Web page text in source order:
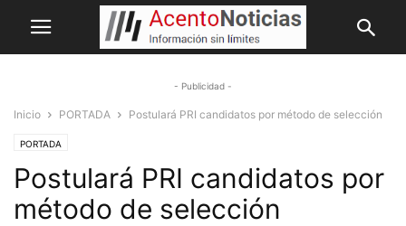
- Publicidad -
Inicio PORTADA Postulará PRI candidatos por método de selección
PORTADA
Postulará PRI candidatos por
método de selección